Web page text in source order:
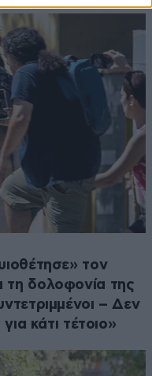
τον
τη δολοφονία της
– Δεν
κάτι τέτοιο»